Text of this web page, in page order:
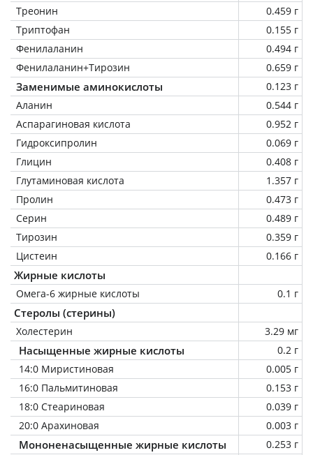
Треонин
0.459 г
Триптофан
0.155 г
Фенилаланин
0.494 г
Фенилаланин+Тирозин
0.659 г
Заменимые аминокислоты
0.123 г
Аланин
0.544 г
Аспарагиновая кислота
0.952 г
Гидроксипролин
0.069 г
Глицин
0.408 г
Глутаминовая кислота
1.357 г
Пролин
0.473 г
Серин
0.489 г
Тирозин
0.359 г
Цистеин
0.166 г
Жирные кислоты
Омега-6 жирные кислоты 0.1 г
Стеролы (стерины)
Холестерин 3.29 мг
Насыщенные жирные кислоты
0.2 г
14:0 Миристиновая
0.005 г
16:0 Пальмитиновая
0.153 г
18:0 Стеариновая
0.039 г
20:0 Арахиновая
0.003 г
Мононенасыщенные жирные кислоты
0.253 г